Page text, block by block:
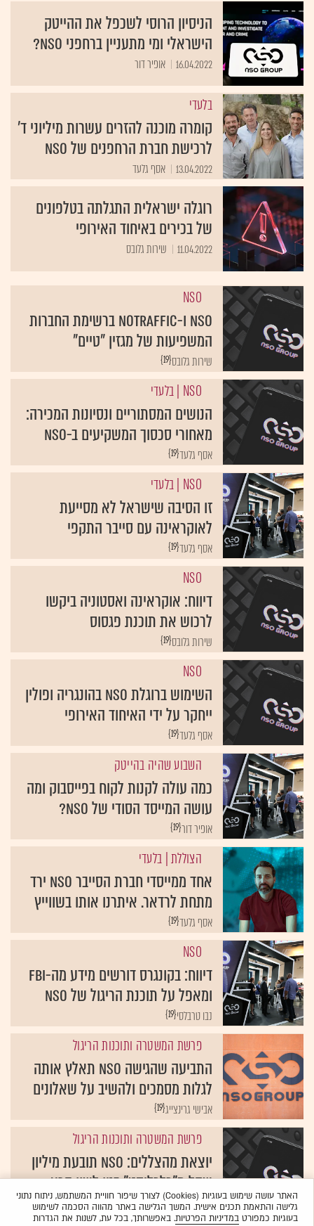
הניסיון הרוסי לשכפל את ההייטק
הישראלי ומי מתעניין ברחפני NSO?
16.04.2022 אופיר דור
בלעדי
קומרה מוכנה להזרים עשרות מיליוני ד'
לרכישת חברת הרחפנים של NSO
13.04.2022 אסף גלעד
רוגלה ישראלית התגלתה בטלפונים
של בכירים באיחוד האירופי
11.04.2022 שירות גלובס
NSO
NSO ו-NoTraffic ברשימת החברות
המשפיעות של מגזין "טיים"
{19}שירות גלובס
NSO | בלעדי
הנושים המסתוריים ונסיונות המכירה:
מאחורי סכסוך המשקיעים ב-NSO
{19}אסף גלעד
NSO | בלעדי
זו הסיבה שישראל לא מסייעת
לאוקראינה עם סייבר התקפי
{19}אסף גלעד
NSO
דיווח: אוקראינה ואסטוניה ביקשו
לרכוש את תוכנת פגסוס
{19}שירות גלובס
NSO
השימוש ברוגלת NSO בהונגריה ופולין
ייחקר על ידי האיחוד האירופי
{19}אסף גלעד
השבוע שהיה בהייטק
כמה עולה לקנות לקוח בפייסבוק ומה
עושה המייסד הסודי של NSO?
{19}אופיר דור
הצוללת| בלעדי
אחד ממייסדי חברת הסייבר NSO ירד
מתחת לרדאר. איתרנו אותו בשווייץ
{19}אסף גלעד
NSO
דיווח: בקונגרס דורשים מידע מה-FBI
ומאפל על תוכנת הריגול של NSO
{19}נבו טרבלסי
פרשת המשטרה ותוכנות הריגול
התביעה שהגישה NSO תאלץ אותה
לגלות מסמכים ולהשיב על שאלונים
{19}אבישי גרינצייג
פרשת המשטרה ותוכנות הריגול
יוצאת מהצללים: NSO תובעת מיליון
שקל מ"כלכליסט" בגין לשון הרע
{19}אבישי גרינצייגהאתר עושה שימוש בעוגיות (Cookies) לצורך שיפור חוויית המשתמש, ניתוח נתוני
גלישה והתאמת תכנים אישית. המשך הגלישה באתר מהווה הסכמה לשימוש
בעוגיות כמפורטבמדיניות הפרטיות. באפשרותך, בכל עת, לשנות את הגדרות